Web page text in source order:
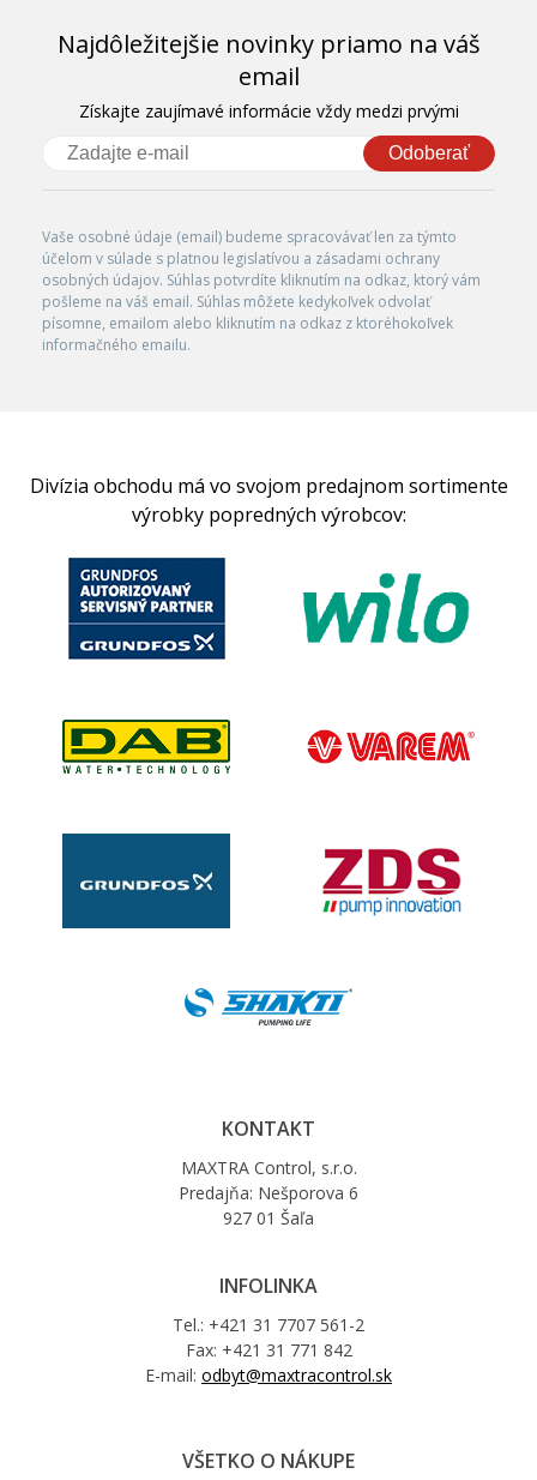
Najdôležitejšie novinky priamo na váš
email
Získajte zaujímavé informácie vždy medzi prvými
Odoberať
Vaše osobné údaje (email) budeme spracovávať len za týmto
účelom v súlade s platnou legislatívou a zásadami ochrany
osobných údajov. Súhlas potvrdíte kliknutím na odkaz, ktorý vám
pošleme na váš email. Súhlas môžete kedykoľvek odvolať
písomne, emailom alebo kliknutím na odkaz z ktoréhokoľvek
informačného emailu.
Divízia obchodu má vo svojom predajnom sortimente
výrobky popredných výrobcov:
KONTAKT
MAXTRA Control, s.r.o.
Predajňa: Nešporova 6
927 01 Šaľa
INFOLINKA
Tel.: +421 31 7707 561-2
Fax: +421 31 771 842
E-mail: odbyt@maxtracontrol.sk
VŠETKO O NÁKUPE